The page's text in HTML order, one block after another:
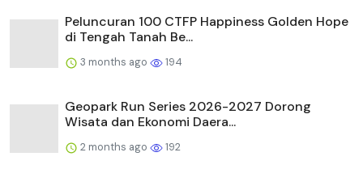
Peluncuran 100 CTFP Happiness Golden Hope
di Tengah Tanah Be...
3 months ago 194
Geopark Run Series 2026-2027 Dorong
Wisata dan Ekonomi Daera...
2 months ago 192